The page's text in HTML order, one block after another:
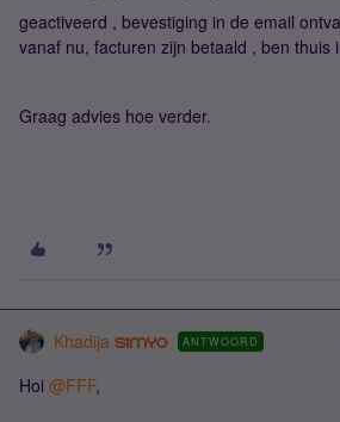
geactiveerd , bevestiging in de email
vanaf nu, facturen zijn betaald , ben thuis
Graag advies hoe verder.
Khadija ANTWOORD
Hoi ​ @FFF,